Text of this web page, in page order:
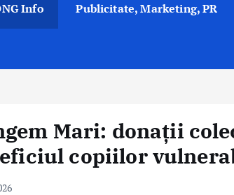
Info Publicitate, Marketing, PR
Mari: donații
copiilor